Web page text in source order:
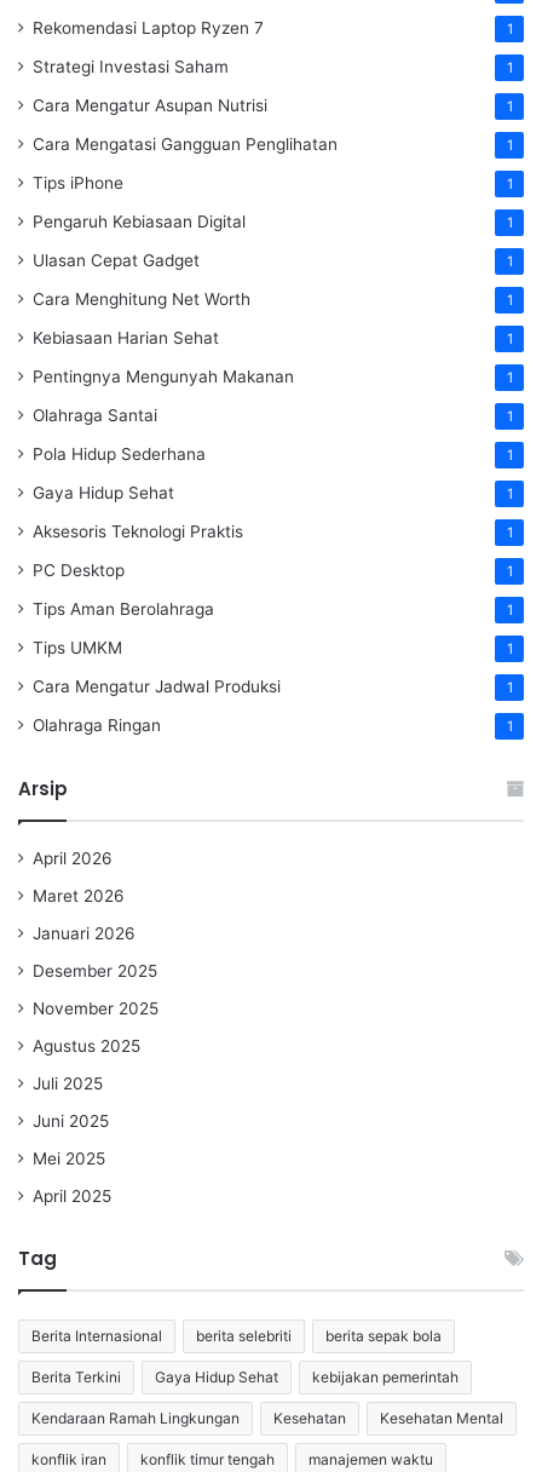
Rekomendasi Laptop Ryzen 7 1
Strategi Investasi Saham 1
Cara Mengatur Asupan Nutrisi 1
Cara Mengatasi Gangguan Penglihatan 1
Tips iPhone 1
Pengaruh Kebiasaan Digital 1
Ulasan Cepat Gadget 1
Cara Menghitung Net Worth 1
Kebiasaan Harian Sehat 1
Pentingnya Mengunyah Makanan 1
Olahraga Santai 1
Pola Hidup Sederhana 1
Gaya Hidup Sehat 1
Aksesoris Teknologi Praktis 1
PC Desktop 1
Tips Aman Berolahraga 1
Tips UMKM 1
Cara Mengatur Jadwal Produksi 1
Olahraga Ringan 1
Arsip
April 2026
Maret 2026
Januari 2026
Desember 2025
November 2025
Agustus 2025
Juli 2025
Juni 2025
Mei 2025
April 2025
Tag
Berita Internasional berita selebriti berita sepak bola
Berita Terkini Gaya Hidup Sehat kebijakan pemerintah
Kendaraan Ramah Lingkungan Kesehatan Kesehatan Mental
konflik iran konflik timur tengah manajemen waktu